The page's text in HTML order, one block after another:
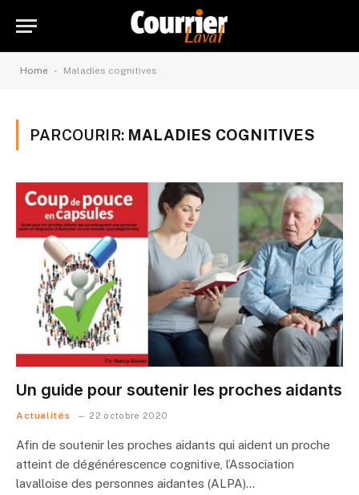
Home - Maladies cognitives
PARCOURIR: MALADIES COGNITIVES
Un guide pour soutenir les proches aidants
Actualités 22 octobre 2020
Afin de soutenir les proches aidants qui aident un proche
atteint de dégénérescence cognitive, l’Association
lavalloise des personnes aidantes (ALPA)…